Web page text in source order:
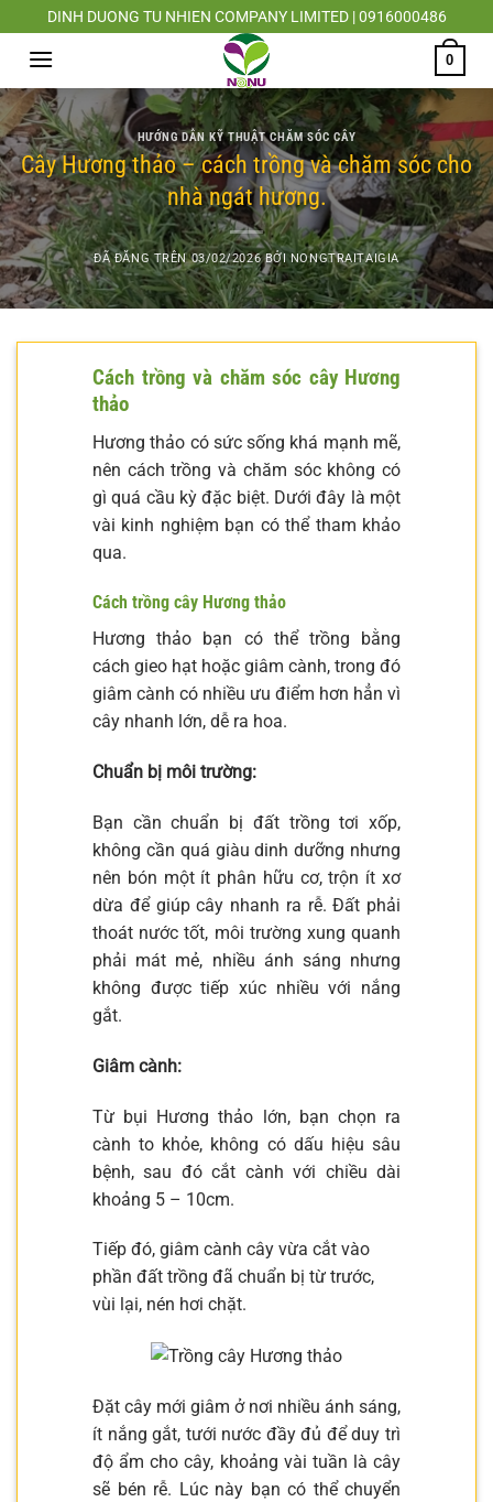
Chuyển
đến
dung
DINH DUONG TU NHIEN COMPANY LIMITED | 0916000486
0
HƯỚNG DẪN KỸ THUẬT CHĂM SÓC CÂY
Cây Hương thảo – cách trồng và chăm sóc cho
nhà ngát hương.
ĐÃ ĐĂNG TRÊN03/02/2026 BỞINONGTRAITAIGIA
Cách trồng và chăm sóc cây Hương
thảo
Hương thảo có sức sống khá mạnh mẽ,
nên cách trồng và chăm sóc không có
gì quá cầu kỳ đặc biệt. Dưới đây là một
vài kinh nghiệm bạn có thể tham khảo
qua.
Cách trồng cây Hương thảo
Hương thảo bạn có thể trồng bằng
cách gieo hạt hoặc giâm cành, trong đó
giâm cành có nhiều ưu điểm hơn hẳn vì
cây nhanh lớn, dễ ra hoa.
Chuẩn bị môi trường:
Bạn cần chuẩn bị đất trồng tơi xốp,
không cần quá giàu dinh dưỡng nhưng
nên bón một ít phân hữu cơ, trộn ít xơ
dừa để giúp cây nhanh ra rễ. Đất phải
thoát nước tốt, môi trường xung quanh
phải mát mẻ, nhiều ánh sáng nhưng
không được tiếp xúc nhiều với nắng
gắt.
Giâm cành:
Từ bụi Hương thảo lớn, bạn chọn ra
cành to khỏe, không có dấu hiệu sâu
bệnh, sau đó cắt cành với chiều dài
khoảng 5 – 10cm.
Tiếp đó, giâm cành cây vừa cắt vào
phần đất trồng đã chuẩn bị từ trước,
vùi lại, nén hơi chặt.
Đặt cây mới giâm ở nơi nhiều ánh sáng,
ít nắng gắt, tưới nước đầy đủ để duy trì
độ ẩm cho cây, khoảng vài tuần là cây
sẽ bén rễ. Lúc này bạn có thể chuyển